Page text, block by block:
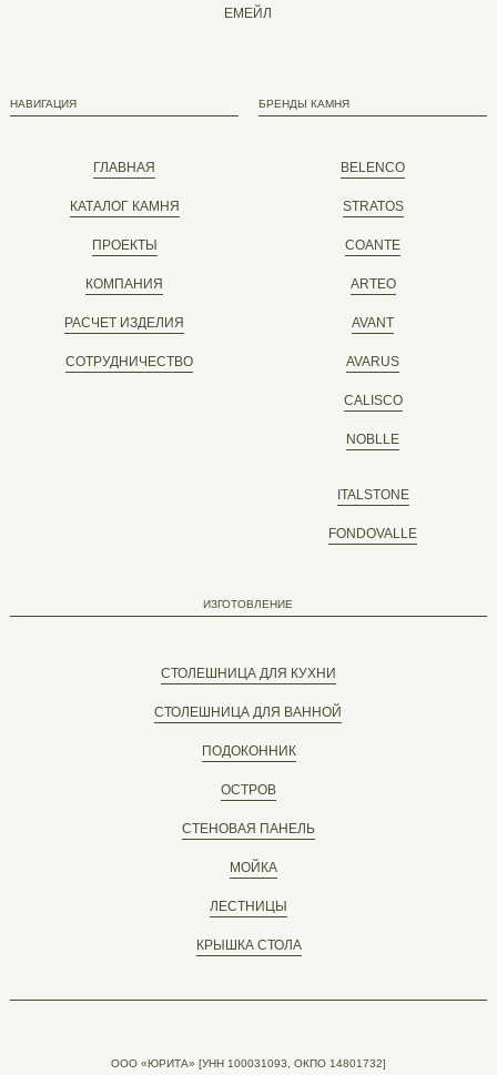
ГЛАВНАЯ
ЕМЕЙЛ
НАВИГАЦИЯ
КАТАЛОГ КАМНЯ
ПРОЕКТЫ
РАСЧЕТ ИЗДЕЛИЯ
СОТРУДНИЧЕСТВО
КОМПАНИЯ
СТОЛЕШНИЦА ДЛЯ КУХНИ
ИЗГОТОВЛЕНИЕ
СТОЛЕШНИЦА ДЛЯ ВАННОЙ
ПОДОКОННИК
СТЕНОВАЯ ПАНЕЛЬ
МОЙКА
ЛЕСТНИЦЫ
КРЫШКА СТОЛА
ОСТРОВ
BELENCO
БРЕНДЫ КАМНЯ
STRATOS
COANTE
ITALSTONE
FONDOVALLE
ООО «ЮРИТА» [УНН 100031093, ОКПО 14801732]
ARTEO
AVANT
AVARUS
CALISCO
NOBLLE